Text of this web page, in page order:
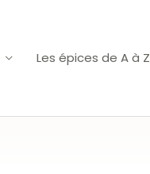
Les épices de A à Z